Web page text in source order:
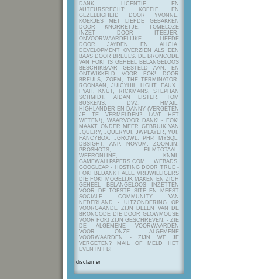
DANK, LICENTIE EN
AUTEURSRECHT: KOFFIE EN
GEZELLIGHEID DOOR YVONNE,
KOEKJES MET LIEFDE GEBAKKEN
DOOR KNORRETJE, TOMELOZE
INZET DOOR ITEEJER,
ONVOORWAARDELIJKE LIEFDE
DOOR JAYDEN EN ALICIA,
DEVELOPMENT OVERZIEN ALS EEN
BAAS DOOR BREULS. DE BRONCODE
VAN FOK! IS GEHEEL BELANGELOOS
BESCHIKBAAR GESTELD AAN, EN
ONTWIKKELD VOOR FOK! DOOR
BREULS, ZOEM, THE_TERMINATOR,
ROONAAN, JUICYHIL, LIGHT, FAUX.,
FYAH, KNUT, RICKMANS, STEPHAN
SCHMIDT, AIDAN LISTER, TOM
BUSKENS, DVZ, HMAIL,
HIGHLANDER EN DANNY (VERGETEN
JE TE VERMELDEN? LAAT HET
WETEN!), WAARVOOR DANK! - FOK!
MAAKT ONDER MEER GEBRUIK VAN
JQUERY, JQUERYUI, JWPLAYER, YUI,
FANCYBOX, JGROWL, PHP, MYSQL,
DBSIGHT, ANP, NOVUM, ZOOM.IN,
PROSHOTS, FILMTOTAAL,
WEERONLINE, KNMI,
GAMEWALLPAPERS.COM, WEBADS,
GOOGLEAP - HOSTING DOOR TRUE -
FOK! BEDANKT ALLE VRIJWILLIGERS
DIE FOK! MOGELIJK MAKEN EN ZICH
GEHEEL BELANGELOOS INZETTEN
VOOR DE TOFSTE SITE EN MEEST
SOCIALE COMMUNITY VAN
NEDERLAND - UITZONDERING OP
VOORGAANDE ZIJN DELEN VAN DE
BRONCODE DIE DOOR GLOWMOUSE
VOOR FOK! ZIJN GESCHREVEN. - ZIE
DE ALGEMENE VOORWAARDEN
VOOR ONZE ALGEMENE
VOORWAARDEN - ZIJN WE JE
VERGETEN? MAIL OF MELD HET
EVEN IN FB!
disclaimer